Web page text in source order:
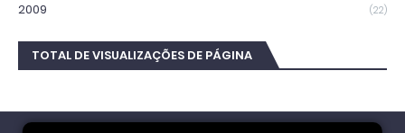
2009 (22)
TOTAL DE VISUALIZAÇÕES DE PÁGINA